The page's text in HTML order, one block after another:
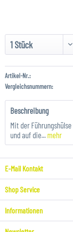
Artikel-Nr.:
Vergleichsnummern:
Beschreibung
Mit der
und auf die... mehr
E-Mail Kontakt
Shop Service
Informationen